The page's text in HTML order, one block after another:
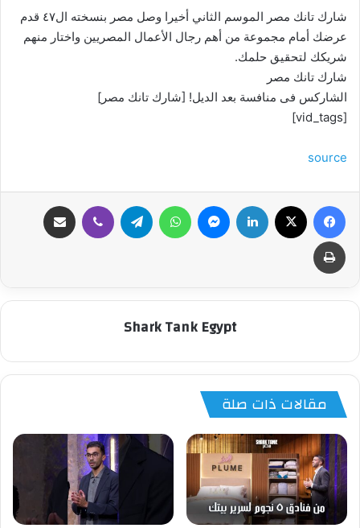
شارك تانك مصر الموسم الثاني أخيرا وصل مصر بنسخته ال٤٧ قدم
عرضك أمام مجموعة من أهم رجال الأعمال المصريين واختار منهم
شريكك لتحقيق حلمك.
شارك تانك مصر
الشاركس فى منافسة بعد الديل! [شارك تانك مصر]
[vid_tags]
source
فيسبوك لينكدإن ماسنجر واتساب تيلقرام ڤايبر
طباعة
Shark Tank Egypt
مقالات ذات صلة